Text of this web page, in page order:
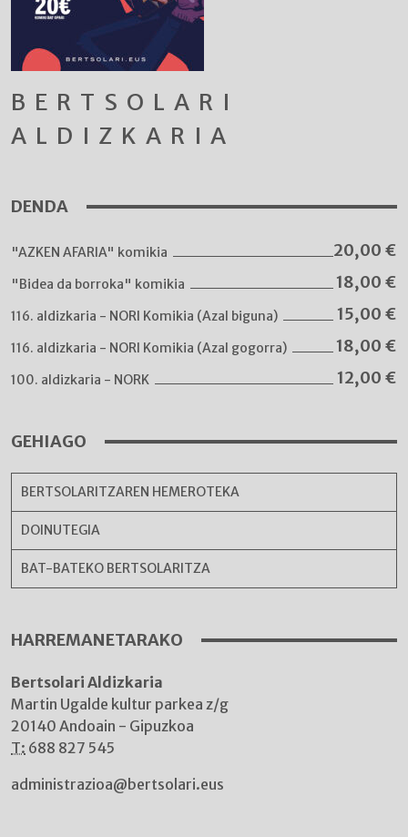
BERTSOLARI
ALDIZKARIA
DENDA
"AZKEN AFARIA" komikia 20,00 €
"Bidea da borroka" komikia 18,00 €
116. aldizkaria - NORI Komikia (Azal biguna) 15,00 €
116. aldizkaria - NORI Komikia (Azal gogorra) 18,00 €
100. aldizkaria - NORK 12,00 €
GEHIAGO
BERTSOLARITZAREN HEMEROTEKA
DOINUTEGIA
BAT-BATEKO BERTSOLARITZA
HARREMANETARAKO
Bertsolari Aldizkaria
Martin Ugalde kultur parkea z/g
20140 Andoain - Gipuzkoa
T: 688 827 545
administrazioa@bertsolari.eus